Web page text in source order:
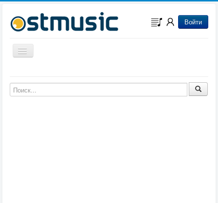
Войти
Включить/выключить навигацию
Музыка из мультфильмов
Музыка из сериалов